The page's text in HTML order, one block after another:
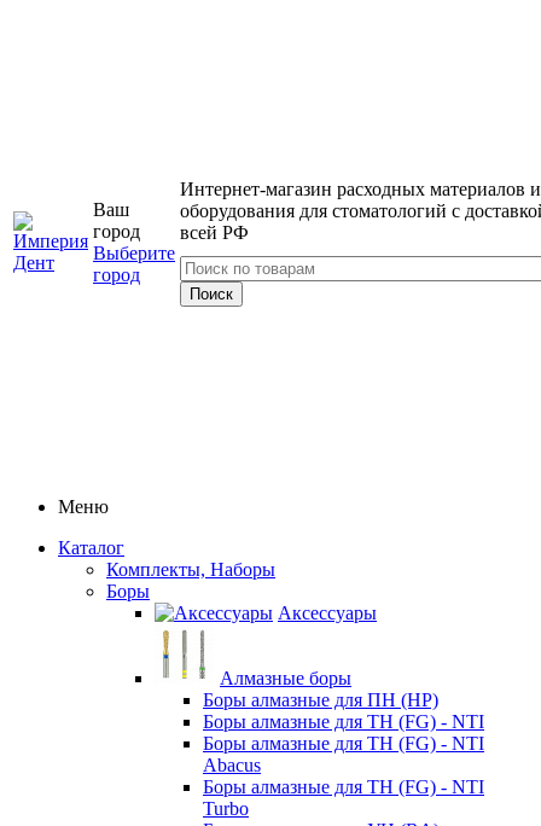
Ваш
город
Выберите
город
Интернет-магазин расходных материалов и
оборудования для стоматологий с
всей РФ
Меню
Каталог
Комплекты, Наборы
Боры
Аксессуары
Алмазные боры
Боры алмазные для ПН (HP)
Боры алмазные для ТН (FG) - NTI
Боры алмазные для ТН (FG) - NTI
Abacus
Боры алмазные для ТН (FG) - NTI
Turbo